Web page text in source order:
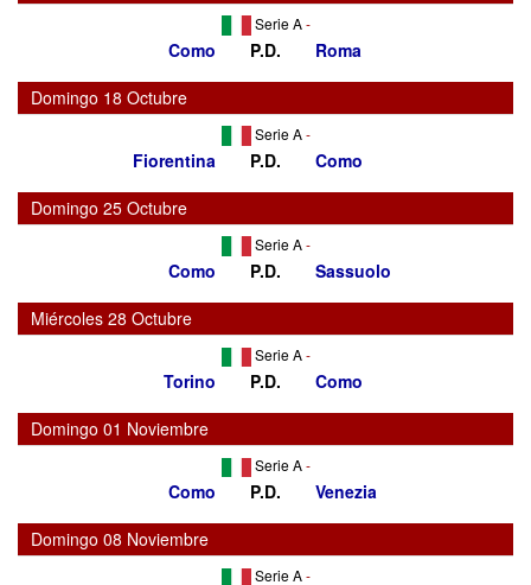
Serie A -
Como P.D.
Roma
Domingo 18 Octubre
Serie A -
Fiorentina P.D.
Como
Domingo 25 Octubre
Serie A -
Como P.D.
Sassuolo
Miércoles 28 Octubre
Serie A -
Torino P.D.
Como
Domingo 01 Noviembre
Serie A -
Como P.D.
Venezia
Domingo 08 Noviembre
Serie A -